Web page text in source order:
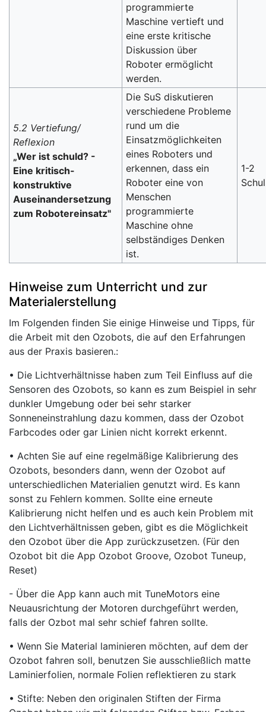
programmierte
Maschine vertieft und
eine erste kritische
Diskussion über
Roboter ermöglicht
werden.
5.2 Vertiefung/
Reflexion
„Wer ist schuld? -
Eine kritisch-
konstruktive
Auseinandersetzung
zum Robotereinsatz"
Die SuS diskutieren
verschiedene Probleme
rund um die
Einsatzmöglichkeiten
eines Roboters und
erkennen, dass ein
Roboter eine von
Menschen
programmierte
Maschine ohne
selbständiges Denken
ist.
1-2
Hinweise zum Unterricht und zur
Materialerstellung
Im Folgenden finden Sie einige Hinweise und Tipps, für
die Arbeit mit den Ozobots, die auf den Erfahrungen
aus der Praxis basieren.:
• Die Lichtverhältnisse haben zum Teil Einfluss auf die
Sensoren des Ozobots, so kann es zum Beispiel in sehr
dunkler Umgebung oder bei sehr starker
Sonneneinstrahlung dazu kommen, dass der Ozobot
Farbcodes oder gar Linien nicht korrekt erkennt.
• Achten Sie auf eine regelmäßige Kalibrierung des
Ozobots, besonders dann, wenn der Ozobot auf
unterschiedlichen Materialien genutzt wird. Es kann
sonst zu Fehlern kommen. Sollte eine erneute
Kalibrierung nicht helfen und es auch kein Problem mit
den Lichtverhältnissen geben, gibt es die Möglichkeit
den Ozobot über die App zurückzusetzen. (Für den
Ozobot bit die App Ozobot Groove, Ozobot Tuneup,
Reset)
- Über die App kann auch mit TuneMotors eine
Neuausrichtung der Motoren durchgeführt werden,
falls der Ozbot mal sehr schief fahren sollte.
• Wenn Sie Material laminieren möchten, auf dem der
Ozobot fahren soll, benutzen Sie ausschließlich matte
Laminierfolien, normale Folien reflektieren zu stark
• Stifte: Neben den originalen Stiften der Firma